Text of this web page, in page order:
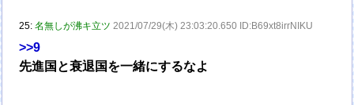
25:名無しが沸キ立ツ 2021/07/29(木) 23:03:20.650 ID:B69xt8irrNIKU
>>9
先進国と衰退国を一緒にするなよ